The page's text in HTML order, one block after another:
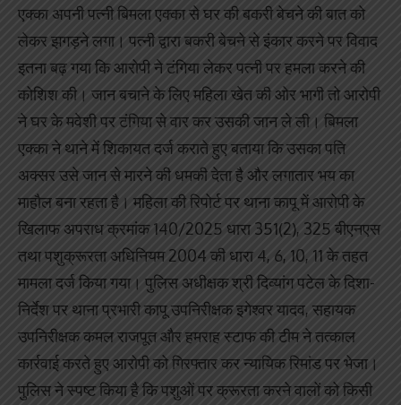
एक्का अपनी पत्नी बिमला एक्का से घर की बकरी बेचने की बात को
लेकर झगड़ने लगा। पत्नी द्वारा बकरी बेचने से इंकार करने पर विवाद
इतना बढ़ गया कि आरोपी ने टंगिया लेकर पत्नी पर हमला करने की
कोशिश की। जान बचाने के लिए महिला खेत की ओर भागी तो आरोपी
ने घर के मवेशी पर टंगिया से वार कर उसकी जान ले ली। बिमला
एक्का ने थाने में शिकायत दर्ज कराते हुए बताया कि उसका पति
अक्सर उसे जान से मारने की धमकी देता है और लगातार भय का
माहौल बना रहता है। महिला की रिपोर्ट पर थाना कापू में आरोपी के
खिलाफ अपराध क्रमांक 140/2025 धारा 351(2), 325 बीएनएस
तथा पशुक्रूरता अधिनियम 2004 की धारा 4, 6, 10, 11 के तहत
मामला दर्ज किया गया। पुलिस अधीक्षक श्री दिव्यांग पटेल के दिशा-
निर्देश पर थाना प्रभारी कापू उपनिरीक्षक इगेश्वर यादव, सहायक
उपनिरीक्षक कमल राजपूत और हमराह स्टाफ की टीम ने तत्काल
कार्रवाई करते हुए आरोपी को गिरफ्तार कर न्यायिक रिमांड पर भेजा।
पुलिस ने स्पष्ट किया है कि पशुओं पर क्रूरता करने वालों को किसी